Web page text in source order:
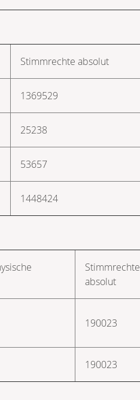
Stimmrechte absolut
1369529
25238
53657
1448424
Stimmrechte
absolut
190023
190023